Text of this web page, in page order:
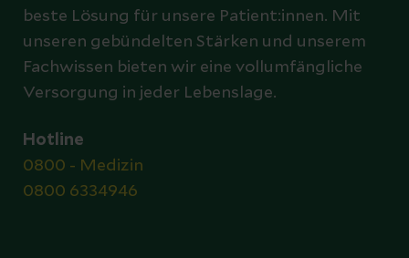
beste Lösung für unsere Patient:innen. Mit
unseren gebündelten Stärken und unserem
Fachwissen bieten wir eine vollumfängliche
Versorgung in jeder Lebenslage.
Hotline
0800 - Medizin
0800 6334946